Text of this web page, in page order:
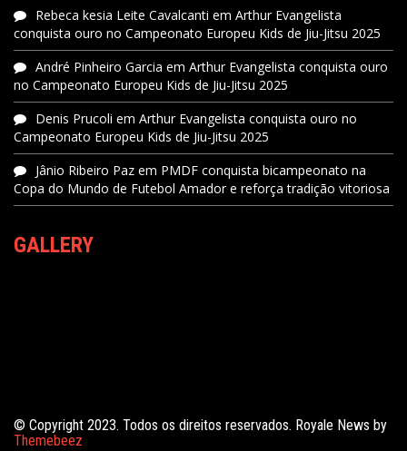
Rebeca kesia Leite Cavalcanti em Arthur Evangelista
conquista ouro no Campeonato Europeu Kids de Jiu-Jitsu 2025
André Pinheiro Garcia em Arthur Evangelista conquista ouro
no Campeonato Europeu Kids de Jiu-Jitsu 2025
Denis Prucoli em Arthur Evangelista conquista ouro no
Campeonato Europeu Kids de Jiu-Jitsu 2025
Jânio Ribeiro Paz em PMDF conquista bicampeonato na
Copa do Mundo de Futebol Amador e reforça tradição vitoriosa
GALLERY
© Copyright 2023. Todos os direitos reservados. Royale News by
Themebeez